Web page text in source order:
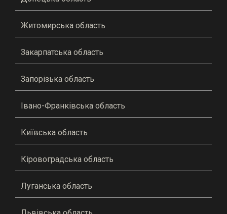
Житомирська область
Закарпатська область
Запорізька область
Івано-Франківська область
Київська область
Кіровоградська область
Луганська область